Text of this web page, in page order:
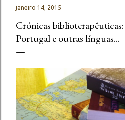
janeiro 14, 2015
Crónicas
Portugal e outras línguas...